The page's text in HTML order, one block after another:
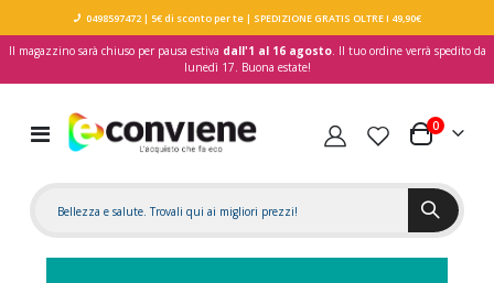
0498597472| 5€ di sconto per te| SPEDIZIONE GRATIS OLTRE I 49,90€
Il magazzino sarà chiuso per pausa estiva dall'1 al 16 agosto. Il tuo ordine verrà spedito da
lunedì 17. Buona estate!
Toggle
Nav
Carrello
0elementi